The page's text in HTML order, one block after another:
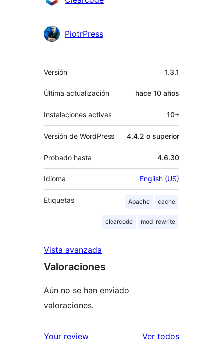
PiotrPress
Meta
Versión 1.3.1
Última actualización hace 10 años
Instalaciones activas 10+
Versión de WordPress 4.4.2 o superior
Probado hasta 4.6.30
Idioma English (US)
Etiquetas Apache cache
clearcode mod_rewrite
Vista avanzada
Valoraciones
Aún no se han enviado
valoraciones.
Your review Ver todoslos